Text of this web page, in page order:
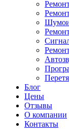
Блог
Цены
Отзывы
О компании
Контакты